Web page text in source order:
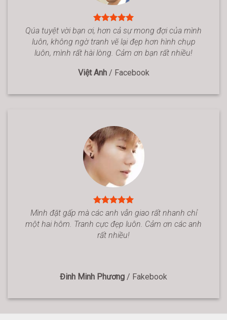
Qúa tuyệt vời bạn ơi, hơn cả sự mong đợi của mình
luôn, không ngờ tranh vẽ lại đẹp hơn hình chụp
luôn, mình rất hài lòng. Cảm ơn bạn rất nhiều!
Việt Anh / Facebook
Mình đặt gấp mà các anh vẫn giao rất nhanh chỉ
một hai hôm. Tranh cực đẹp luôn. Cảm ơn các anh
rất nhiều!
Đinh Minh Phương / Fakebook